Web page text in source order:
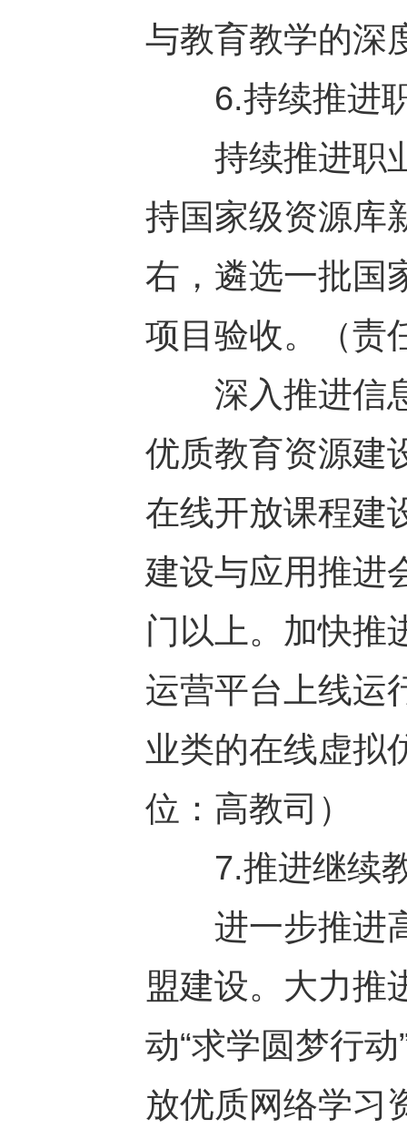
与教育教学的深
6.持续推进职
持续推进职业
持国家级资源库
右，遴选一批国
项目验收。（责
深入推进信息
优质教育资源建
在线开放课程建
建设与应用推进
门以上。加快推
运营平台上线运
业类的在线虚拟
位：高教司）
7.推进继续教
进一步推进高
盟建设。大力推
动“求学圆梦行
放优质网络学习